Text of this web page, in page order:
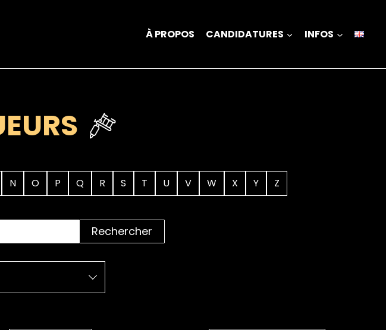
À PROPOS CANDIDATURES INFOS
N O P Q R S T U V W X Y Z
Rechercher